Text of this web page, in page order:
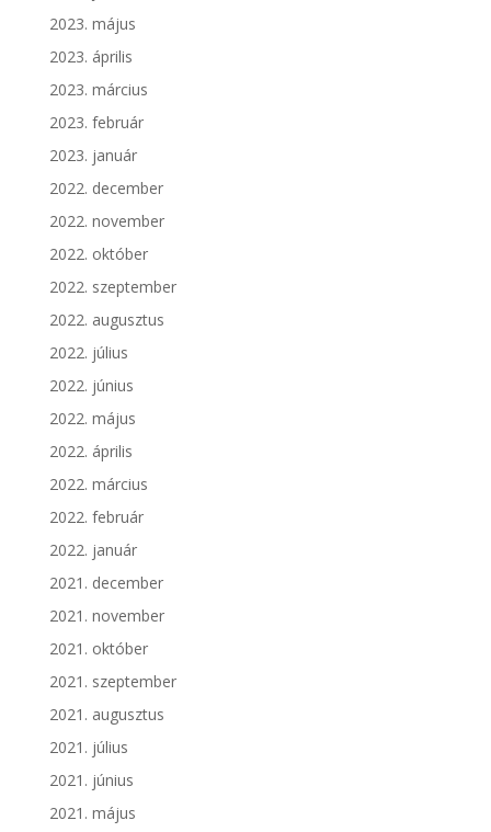
2023. május
2023. április
2023. március
2023. február
2023. január
2022. december
2022. november
2022. október
2022. szeptember
2022. augusztus
2022. július
2022. június
2022. május
2022. április
2022. március
2022. február
2022. január
2021. december
2021. november
2021. október
2021. szeptember
2021. augusztus
2021. július
2021. június
2021. május